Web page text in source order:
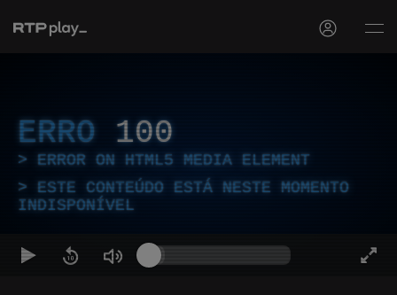
ERRO 100
ERROR ON HTML5 MEDIA ELEMENT
ESTE CONTEÚDO ESTÁ NESTE MOMENTO
INDISPONÍVEL